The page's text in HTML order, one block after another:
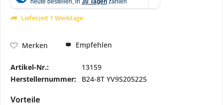
Lieferzeit 1 Werktage
Merken Empfehlen
Artikel-Nr.:
13159
Herstellernummer:
B24-8T YV9S205225
Vorteile